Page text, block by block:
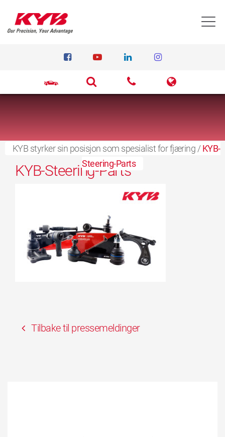
KYB styrker sin posisjon som spesialist for fjæring /KYB-
Steering-Parts
8. juli 2024
KYB-Steering-Parts
Tilbake til pressemeldinger